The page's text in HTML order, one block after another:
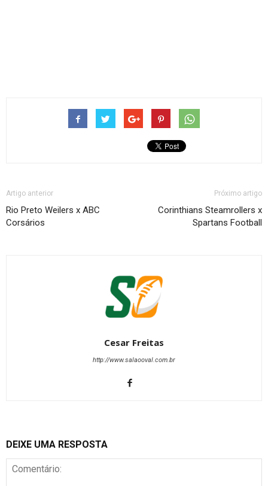
Artigo anterior
Rio Preto Weilers x ABC
Corsários
Próximo artigo
Corinthians Steamrollers x
Spartans Football
Cesar Freitas
http://www.salaooval.com.br
DEIXE UMA RESPOSTA